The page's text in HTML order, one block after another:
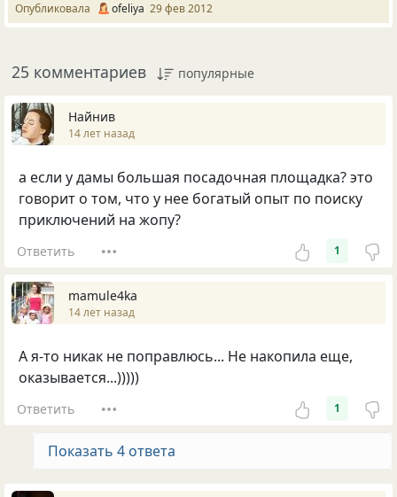
Опубликовала ofeliya 29 фев 2012
25 комментариев популярные
Найнив
14 лет назад
а если у дамы большая посадочная площадка? это
говорит о том, что у нее богатый опыт по поиску
приключений на жопу?
Ответить 1
mamule4ka
14 лет назад
А я-то никак не поправлюсь... Не накопила еще,
оказывается...)))))
Ответить 1
Показать 4 ответа